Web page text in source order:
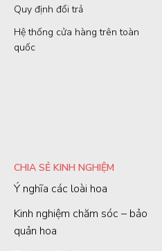
Quy định đổi trả
Hệ thống cửa hàng trên toàn
quốc
CHIA SẺ KINH NGHIỆM
Ý nghĩa các loài hoa
Kinh nghiệm chăm sóc – bảo
quản hoa